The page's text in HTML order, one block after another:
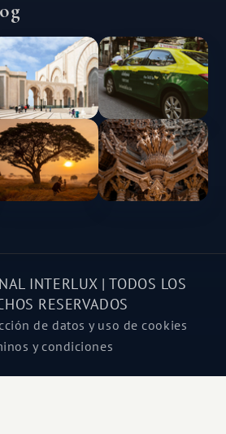
INTERLUX | TODOS LOS
RESERVADOS
de datos y uso de cookies
y condiciones